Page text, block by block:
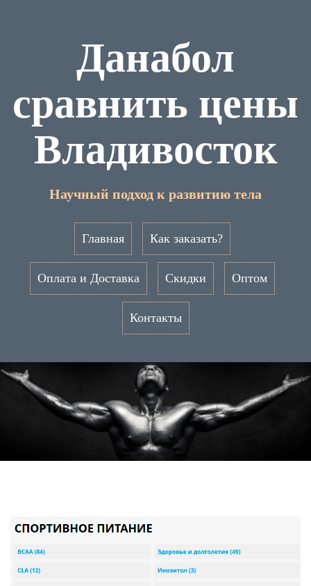
Данабол
сравнить цены
Владивосток
Научный подход к развитию тела
Главная Как заказать?
Оплата и Доставка Скидки Оптом
Контакты